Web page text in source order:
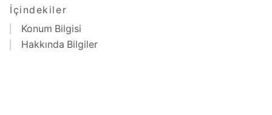
İçindekiler
Konum Bilgisi
Hakkında Bilgiler